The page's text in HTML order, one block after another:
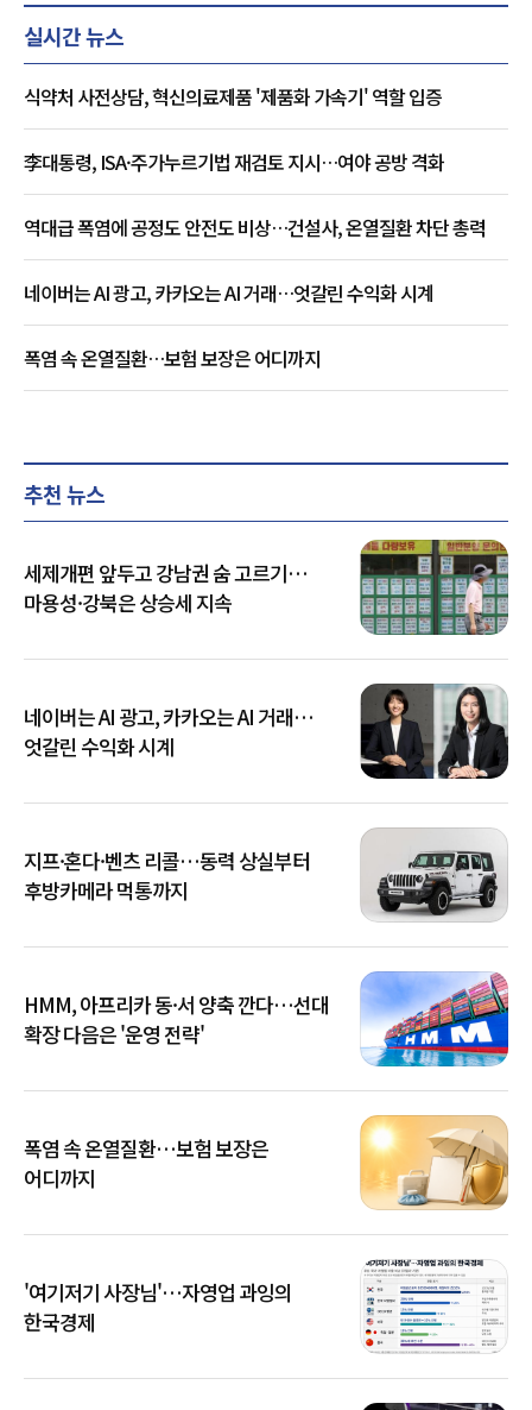
실시간 뉴스
식약처 사전상담, 혁신의료제품 '제품화 가속기' 역할 입증
李대통령, ISA·주가누르기법 재검토 지시…여야 공방 격화
역대급 폭염에 공정도 안전도 비상…건설사, 온열질환 차단 총력
네이버는 AI 광고, 카카오는 AI 거래…엇갈린 수익화 시계
폭염 속 온열질환…보험 보장은 어디까지
추천 뉴스
세제개편 앞두고 강남권 숨 고르기…
마용성·강북은 상승세 지속
네이버는 AI 광고, 카카오는 AI 거래…
엇갈린 수익화 시계
지프·혼다·벤츠 리콜…동력 상실부터
후방카메라 먹통까지
HMM, 아프리카 동·서 양축 깐다…선대
확장 다음은 '운영 전략'
폭염 속 온열질환…보험 보장은
어디까지
'여기저기 사장님'…자영업 과잉의
한국경제